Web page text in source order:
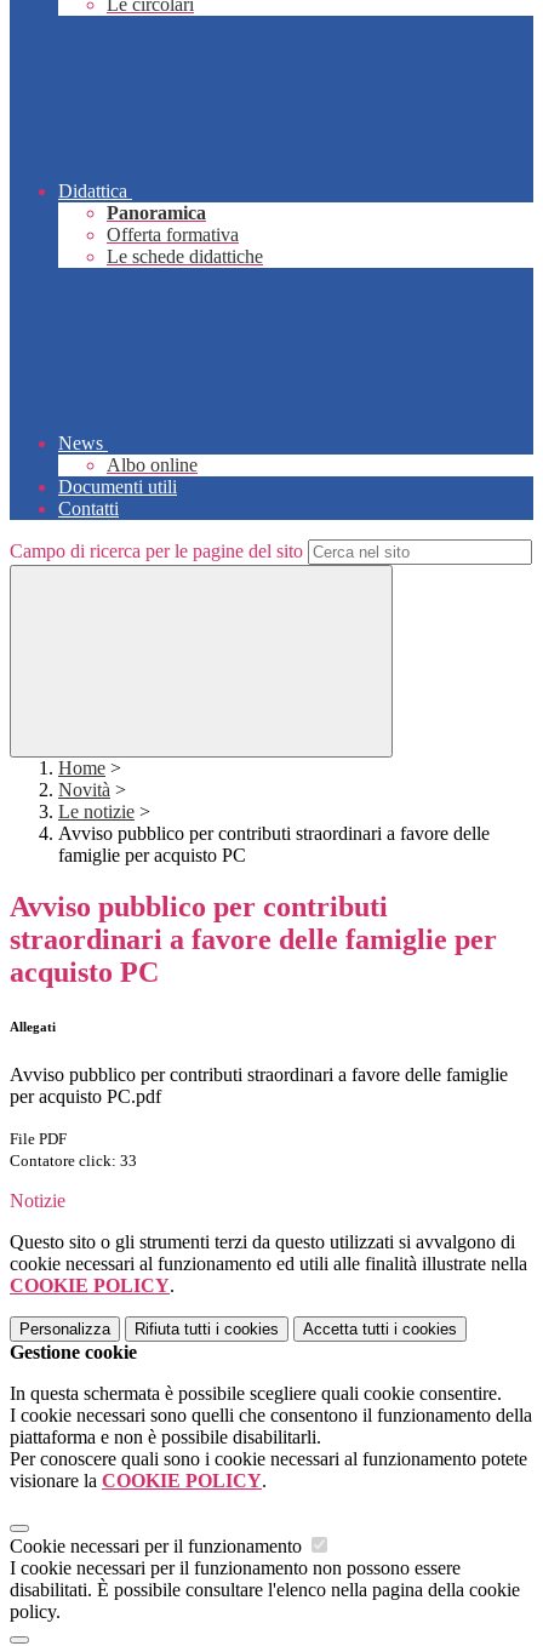
Le circolari
Didattica
Panoramica
Offerta formativa
Le schede didattiche
News
Albo online
Documenti utili
Contatti
Campo di ricerca per le pagine del sito
Home >
Novità >
Le notizie >
Avviso pubblico per contributi straordinari a favore delle
famiglie per acquisto PC
Avviso pubblico per contributi
straordinari a favore delle famiglie per
acquisto PC
Allegati
Avviso pubblico per contributi straordinari a favore delle famiglie
per acquisto PC.pdf
File PDF
Contatore click: 33
Notizie
Questo sito o gli strumenti terzi da questo utilizzati si avvalgono di
cookie necessari al funzionamento ed utili alle finalità illustrate nella
COOKIE POLICY.
Personalizza Rifiuta tutti i cookies Accetta tutti i cookies
Gestione cookie
In questa schermata è possibile scegliere quali cookie consentire.
I cookie necessari sono quelli che consentono il funzionamento della
piattaforma e non è possibile disabilitarli.
Per conoscere quali sono i cookie necessari al funzionamento potete
visionare la COOKIE POLICY.
Cookie necessari per il funzionamento
I cookie necessari per il funzionamento non possono essere
disabilitati. È possibile consultare l'elenco nella pagina della cookie
policy.